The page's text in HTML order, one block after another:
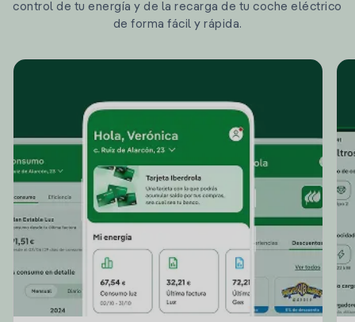
control de tu energía y de la recarga de tu coche eléctrico
de forma fácil y rápida.